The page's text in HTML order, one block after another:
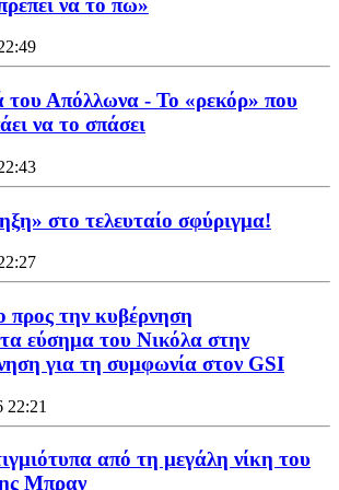
του Απόλλωνα - Το «ρεκόρ» που
να το σπάσει
στο τελευταίο σφύριγμα!
προς την κυβέρνηση
εύσημα του Νικόλα στην
για τη συμφωνία στον GSI
22:21
από τη μεγάλη νίκη του
Μπραν